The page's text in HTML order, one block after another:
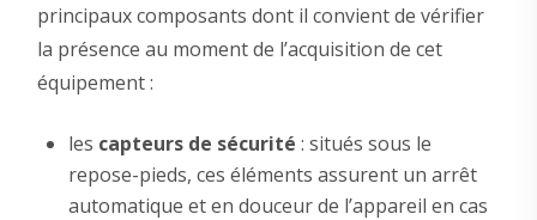
principaux composants dont il convient de vérifier
la présence au moment de l’acquisition de cet
équipement :
les capteurs de sécurité : situés sous le
repose-pieds, ces éléments assurent un arrêt
automatique et en douceur de l’appareil en cas